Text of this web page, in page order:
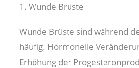
1. Wunde Brüste
Wunde Brüste sind während
häufig. Hormonelle
Erhöhung der